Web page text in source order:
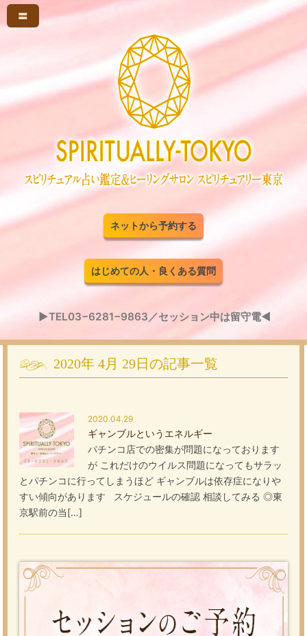
〓
ネットから予約する
はじめての人・良くある質問
▶TEL03−6281−9863／セッション中は留守電◀
2020年 4月 29日の記事一覧
2020.04.29
ギャンブルというエネルギー
パチンコ店での密集が問題になっております
が これだけのウイルス問題になってもサラッ
とパチンコに行ってしまうほど ギャンブルは依存症になりや
すい傾向があります スケジュールの確認 相談してみる ◎東
京駅前の当[…]